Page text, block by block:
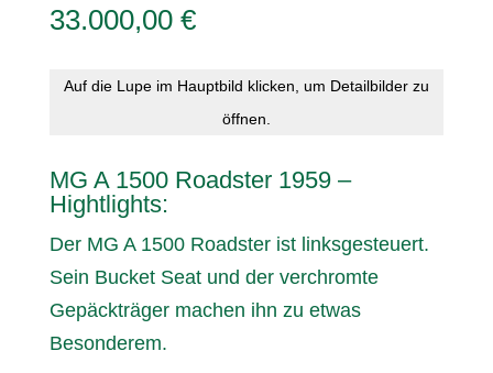
33.000,00 €
Auf die Lupe im Hauptbild klicken, um Detailbilder zu
öffnen.
MG A 1500 Roadster 1959 –
Hightlights:
Der MG A 1500 Roadster ist linksgesteuert.
Sein Bucket Seat und der verchromte
Gepäckträger machen ihn zu etwas
Besonderem.